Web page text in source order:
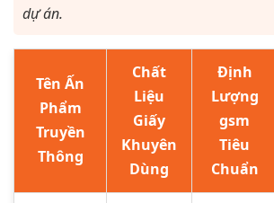
dự án.
Tên Ấn
Phẩm
Truyền
Thông
Chất
Liệu
Giấy
Khuyên
Dùng
Định
Lượng
gsm
Tiêu
Chuẩn